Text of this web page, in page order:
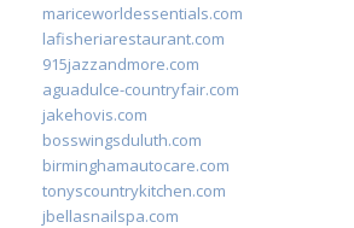
mariceworldessentials.com
lafisheriarestaurant.com
915jazzandmore.com
aguadulce-countryfair.com
jakehovis.com
bosswingsduluth.com
birminghamautocare.com
tonyscountrykitchen.com
jbellasnailspa.com